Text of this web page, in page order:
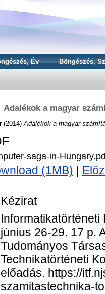
Év Böngészés,
Adalékok a magyar
(2014) Adalékok a magyar
saga-in-
(1MB)
Kézirat
Informatikatörténeti
június 26-29. 17 p.
Tudományos
Technikatörténeti
előadás. https://
szamitastechnika-